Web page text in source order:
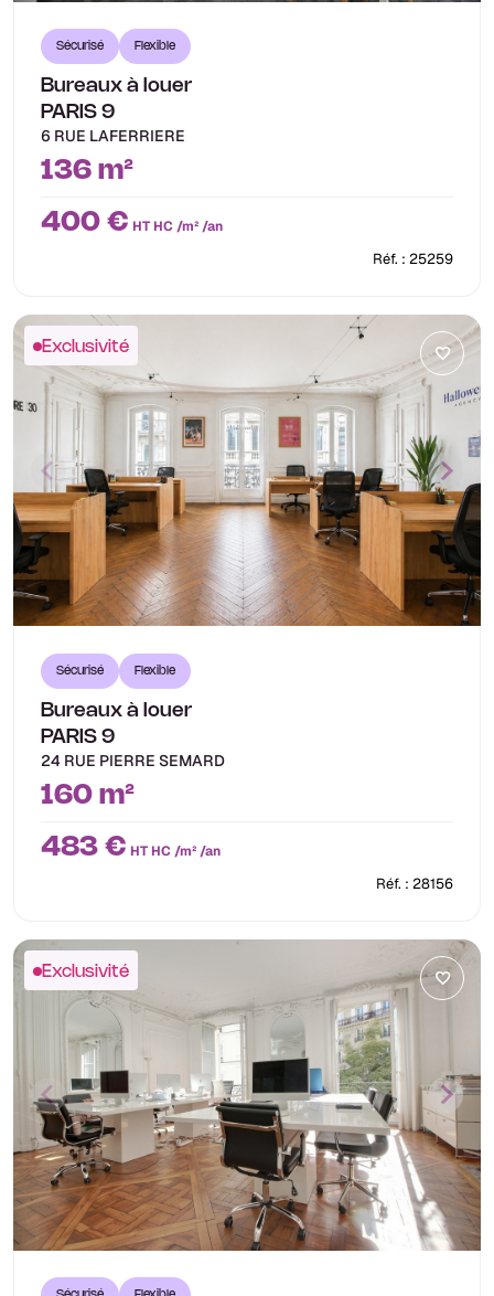
Sécurisé Flexible
Bureaux à louer
PARIS 9
6 RUE LAFERRIERE
136 m²
400 € HT HC /m² /an
Réf. : 25259
Exclusivité
Sécurisé Flexible
Bureaux à louer
PARIS 9
24 RUE PIERRE SEMARD
160 m²
483 € HT HC /m² /an
Réf. : 28156
Exclusivité